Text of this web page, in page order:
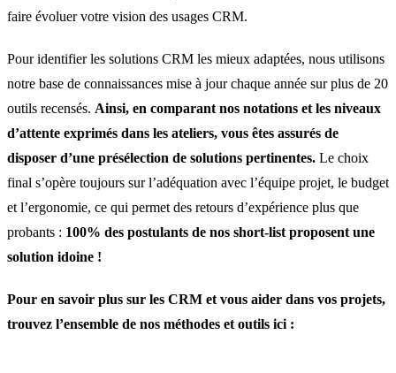
faire évoluer votre vision des usages CRM.
Pour identifier les solutions CRM les mieux adaptées, nous utilisons
notre base de connaissances mise à jour chaque année sur plus de 20
outils recensés. Ainsi, en comparant nos notations et les niveaux
d’attente exprimés dans les ateliers, vous êtes assurés de
disposer d’une présélection de solutions pertinentes. Le choix
final s’opère toujours sur l’adéquation avec l’équipe projet, le budget
et l’ergonomie, ce qui permet des retours d’expérience plus que
probants : 100% des postulants de nos short-list proposent une
solution idoine !
Pour en savoir plus sur les CRM et vous aider dans vos projets,
trouvez l’ensemble de nos méthodes et outils ici :